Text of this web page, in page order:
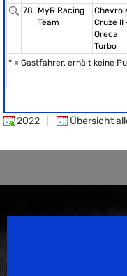
78
MyR Racing
Team
Cruze II
Oreca
Turbo
* = Gastfahrer, erhält keine
2022 Übersicht